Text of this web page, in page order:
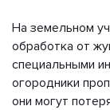
На земельном
обработка от
специальными
огородники
они могут